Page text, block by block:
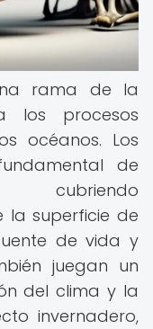
rama de la
los procesos
océanos. Los
de
la superficie de
de vida y
juegan un
del clima y la
invernadero,